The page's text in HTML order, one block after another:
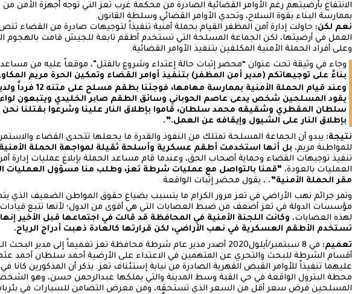
الانتفاع بأرضيتهم رغم الأوامر القضائية الصادرة من محكمة غرب تعز التي توجه أجهزة الأمن
بممارسة البناء بقوة السلاح، وتحدي الأوامر القضائي وسلطة القانون.
نعم لكن: حاولت إدارة أمن المظفر القيام بحملة أمنية تنفيذاً لتوجيهات صادرة من القضاء
العمل في أرضيتها، لكن الجماعة المسلحة التي تستخدم أطقم تابعة للجيش قامت بالهجوم
وعلى أفراد الحملة الأمنية المكلفين بتنفيذ الأوامر القضائية.
وجاء في وثيقة تحت عنوان “محضر إثبات حالة إعتداء وشروع بالقتل”، موقعاً عليه من مساعد
بناءً على توجيهاتكم (مدير أمن المظفر) بتنفيذ أوامر القضاء وتمكين الحرة مريم
يقود المسلحين شخص يدعى عاصم الحوباني وسائق الطقم صابر الخليدي ويتبعون
سلطان المقطري وشقيقه محمد سلطان، قاموا بإطلاق النار علينا وشرعوا بقتلنا نحن
بإطلاق النار على الشيول وإيقافه عن العمل.”.
نتيجة: يبدو أن الجماعة المسلحة تمتلك من النفوذ والقدرة ما يجعلها تتحدى القضاء
للمواطنة مريم، بل أنها استخدمت أطقم عسكرية وأسلحة ثقيلة لمواجهة الحملة
تنفيذ توجيهات القضاء وحماية أصحاب الحق، وعندما قام مساعد الحملة بإبلاغ عمليات
العمليات بالعودة، “قمنا بالتواصل مع عمليات شرطة تعز، وطلب منا مسؤول العمليات
مقر الحملة الأمنية”..، يقول محضر إثبات الواقعة.
وتمر جرائم نهب الأراضي في تعز مرور الكرام ما يتسبب بضياع حقوق المواطن الضعيف الذي
مؤسسات الدولة في تعز أضعف من ضبط العصابات التي هي أقوى من الدول؛ لأنها تتبع قيادات
لهذه العصابات، وكانت اللجنة الأمنية في المحافظة قد قالت في اجتماعها قبل الأخير
تستخدم الأطقم العسكرية في نهب الأراضي، لكن قرارتها كالعادة ذهبت أدراج الرياح.
تعميم:
في 8 سبتمبر/أيلول2020 أصدر مدير عام شرطة محافظة تعز تعميماً إلى
أقسام الشرطة للبحث والتحري عن المتهمين في الاعتداء على الأرضية أحمد سلطان أحمد
عليهما تنفيذاً للأوامر القبض القهرية الصادرة من نيابة إستئناف تعز. يذكر أن المذكورين
محطة البترول الواقعة في حي القبة وسط المدينة والتي يملكها عبدالرحمن حسن، وهو
المسلحين فرض سعر أقل من السعر الذي تستحقه، ومن معرض التضامن للسيارات في